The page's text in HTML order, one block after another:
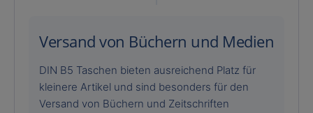
Versand von Büchern und Medien
DIN B5 Taschen bieten ausreichend Platz für
kleinere Artikel und sind besonders für den
Versand von Büchern und Zeitschriften